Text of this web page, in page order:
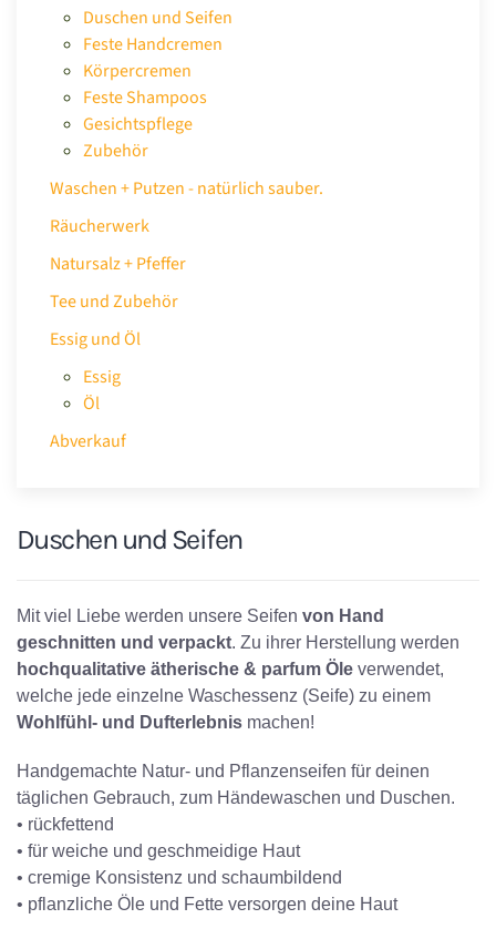
Duschen und Seifen
Feste Handcremen
Körpercremen
Feste Shampoos
Gesichtspflege
Zubehör
Waschen + Putzen - natürlich sauber.
Räucherwerk
Natursalz + Pfeffer
Tee und Zubehör
Essig und Öl
Essig
Öl
Abverkauf
Duschen und Seifen
Mit viel Liebe werden unsere Seifen von Hand
geschnitten und verpackt. Zu ihrer Herstellung werden
hochqualitative ätherische & parfum Öle verwendet,
welche jede einzelne Waschessenz (Seife) zu einem
Wohlfühl- und Dufterlebnis machen!
Handgemachte Natur- und Pflanzenseifen für deinen
täglichen Gebrauch, zum Händewaschen und Duschen.
• rückfettend
• für weiche und geschmeidige Haut
• cremige Konsistenz und schaumbildend
• pflanzliche Öle und Fette versorgen deine Haut